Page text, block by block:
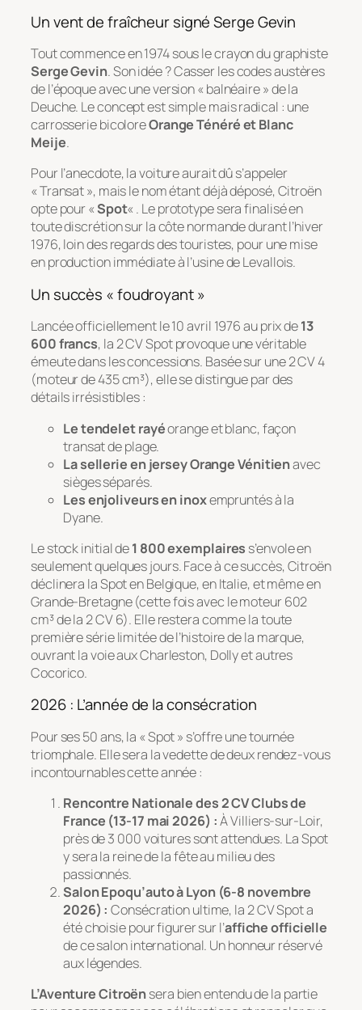
Un vent de fraîcheur signé Serge Gevin
Tout commence en 1974 sous le crayon du graphiste
Serge Gevin. Son idée ? Casser les codes austères
de l’époque avec une version « balnéaire » de la
Deuche. Le concept est simple mais radical : une
carrosserie bicoloreOrange Ténéré et Blanc
Meije.
Pour l’anecdote, la voiture aurait dû s’appeler
« Transat », mais le nom étant déjà déposé, Citroën
opte pour «Spot« . Le prototype sera finalisé en
toute discrétion sur la côte normande durant l’hiver
1976, loin des regards des touristes, pour une mise
en production immédiate à l’usine de Levallois.
Un succès « foudroyant »
Lancée officiellement le 10 avril 1976 au prix de13
600 francs, la 2 CV Spot provoque une véritable
émeute dans les concessions. Basée sur une 2 CV 4
(moteur de 435 cm³), elle se distingue par des
détails irrésistibles :
Le tendelet rayéorange et blanc, façon
transat de plage.
La sellerie en jersey Orange Vénitienavec
sièges séparés.
Les enjoliveurs en inoxempruntés à la
Dyane.
Le stock initial de1 800 exemplaires s’envole en
seulement quelques jours. Face à ce succès, Citroën
déclinera la Spot en Belgique, en Italie, et même en
Grande-Bretagne (cette fois avec le moteur 602
cm³ de la 2 CV 6). Elle restera comme la toute
première série limitée de l’histoire de la marque,
ouvrant la voie aux Charleston, Dolly et autres
Cocorico.
2026 : L’année de la consécration
Pour ses 50 ans, la « Spot » s’offre une tournée
triomphale. Elle sera la vedette de deux rendez-vous
incontournables cette année :
Rencontre Nationale des 2 CV Clubs de
France (13-17 mai 2026) :À Villiers-sur-Loir,
près de 3 000 voitures sont attendues. La Spot
y sera la reine de la fête au milieu des
passionnés.
Salon Epoqu’auto à Lyon (6-8 novembre
2026) : Consécration ultime, la 2 CV Spot a
été choisie pour figurer sur l’affiche officielle
de ce salon international. Un honneur réservé
aux légendes.
L’Aventure Citroënsera bien entendu de la partie